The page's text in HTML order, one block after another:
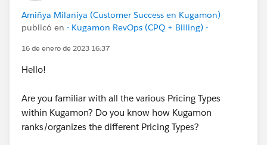
Amiñya Milaniya (Customer Success en Kugamon)
publicó en - Kugamon RevOps (CPQ + Billing) -
16 de enero de 2023 16:37
Hello!
Are you familiar with all the various Pricing Types
within Kugamon? Do you know how Kugamon
ranks/organizes the different Pricing Types?